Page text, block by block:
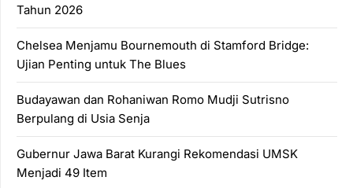
Tahun 2026
Chelsea Menjamu Bournemouth di Stamford Bridge:
Ujian Penting untuk The Blues
Budayawan dan Rohaniwan Romo Mudji Sutrisno
Berpulang di Usia Senja
Gubernur Jawa Barat Kurangi Rekomendasi UMSK
Menjadi 49 Item